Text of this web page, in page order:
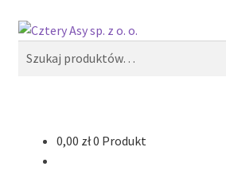
Przejdź
nawigacji
Przejdź
Szukaj
Produkty
0,00 zł0 Produkt